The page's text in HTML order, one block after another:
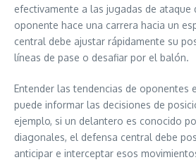
efectivamente a las jugadas de ataque
oponente hace una carrera hacia un
central debe ajustar rápidamente su
líneas de pase o desafiar por el balón.
Entender las tendencias de oponentes
puede informar las decisiones de
ejemplo, si un delantero es conocido
diagonales, el defensa central debe
anticipar e interceptar esos